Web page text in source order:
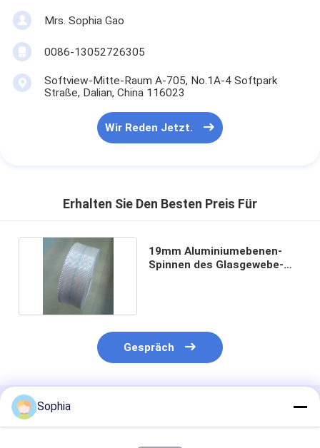
Mrs. Sophia Gao
0086-13052726305
Softview-Mitte-Raum A-705, No.1A-4 Softpark
Straße, Dalian, China 116023
Wir Reden Jetzt.
Erhalten Sie Den Besten Preis Für
19mm Aluminiumebenen-
Spinnen des Glasgewebe-
Gespräch
Empfohlene Produkte
Sophia